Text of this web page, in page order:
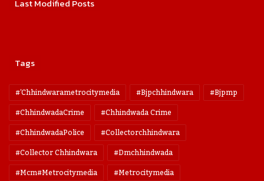
Last Modified Posts
Tags
#'chhindwarametrocitymedia #bjpchhindwara
#bjpmp
#ChhindwadaCrime
#Chhindwada Crime
#ChhindwadaPolice
#collectorchhindwara
#collector Chhindwara
#dmchhindwada
#mcm#metrocitymedia
#metrocitymedia